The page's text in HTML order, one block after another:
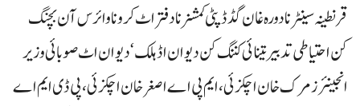
قرنطینہ سینٹر نا دورہ غان گڈ ڈپٹی کمشنر نا دفتر اٹ کروناوائرس آن بچنگ
کن احتیاطی تدبیرتینائی کننگ کن دیوان اڈ ہلک‘ دیوان اٹ صوبائی وزیر
انجینئر زمرک خان اچکزئی، ایم پی اے اصغرخان اچکزئی، پی ڈی ایم اے